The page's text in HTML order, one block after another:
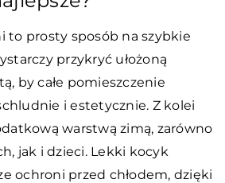
to prosty sposób na szybkie
przykryć ułożoną
by całe pomieszczenie
i estetycznie. Z kolei
warstwą zimą, zarówno
jak i dzieci. Lekki kocyk
ochroni przed chłodem, dzięki